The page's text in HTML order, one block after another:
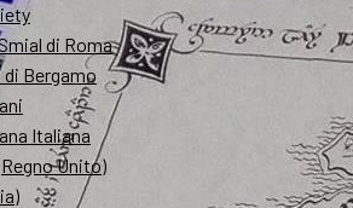
di Roma
di Bergamo
Italiana
Unito)